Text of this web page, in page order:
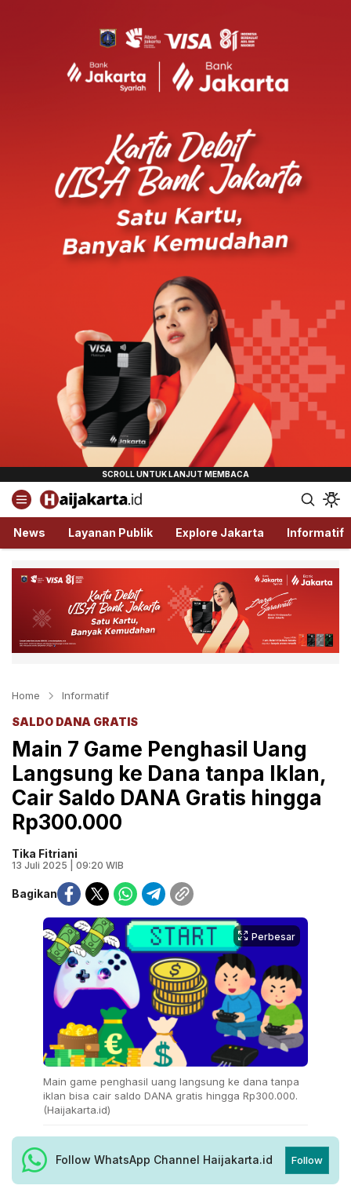
Haijakarta.id
Semua Tentang Jakarta Ada Disini!
News Layanan Publik Explore Jakarta Informatif
Home Informatif
SALDO DANA GRATIS
Main 7 Game Penghasil Uang
Langsung ke Dana tanpa Iklan,
Cair Saldo DANA Gratis hingga
Rp300.000
Tika Fitriani
13 Juli 2025 | 09:20 WIB
Bagikan
Perbesar
Main game penghasil uang langsung ke dana tanpa
iklan bisa cair saldo DANA gratis hingga Rp300.000.
(Haijakarta.id)
Follow WhatsApp Channel Haijakarta.id Follow